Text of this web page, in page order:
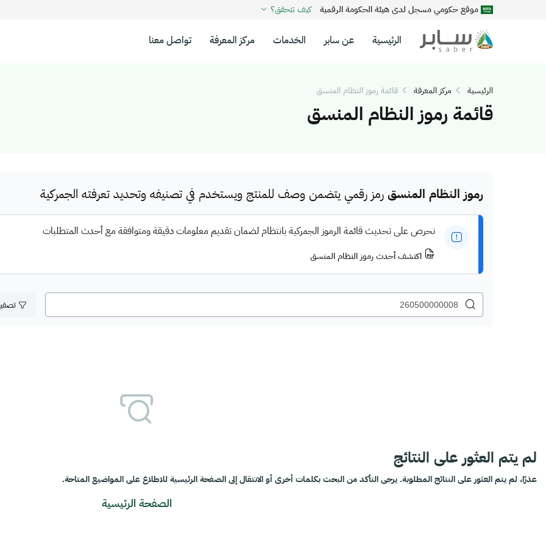
موقع حكومي مسجل لدى هيئة الحكومة الرقمية كيف تتحقق؟
الرئيسية عن سابر الخدمات مركز المعرفة تواصل معنا
الرئيسية مركز المعرفة قائمة رموز النظام المنسق
قائمة رموز النظام المنسق
رموز النظام المنسق رمز رقمي يتضمن وصف للمنتج ويستخدم في تصنيفه وتحديد تعرفته الجمركية
نحرص على تحديث قائمة الرموز الجمركية بانتظام لضمان تقديم معلومات دقيقة ومتوافقة مع أحدث المتطلبات
اكتشف أحدث رموز النظام المنسق
لم يتم العثور على النتائج
عذرًا، لم يتم العثور على النتائج المطلوبة. يرجى التأكد من البحث بكلمات أخرى أو الانتقال إلى الصفحة الرئيسية للاطلاع على المواضيع المتاحة.
الصفحة الرئيسية